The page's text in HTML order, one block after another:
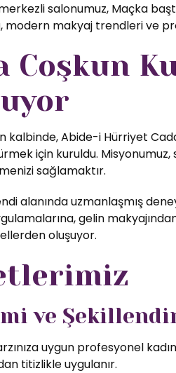
salonumuz, Maçka
modern makyaj trendleri ve
Coşkun
kalbinde, Abide-i Hürriyet
için kuruldu. Misyonumuz,
sağlamaktır.
alanında uzmanlaşmış
gelin
oluşuyor.
ve
uygun profesyonel
titizlikle uygulanır.